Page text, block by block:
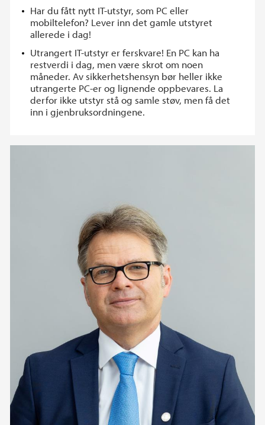
Har du fått nytt IT-utstyr, som PC eller
mobiltelefon? Lever inn det gamle utstyret
allerede i dag!
Utrangert IT-utstyr er ferskvare! En PC kan ha
restverdi i dag, men være skrot om noen
måneder. Av sikkerhetshensyn bør heller ikke
utrangerte PC-er og lignende oppbevares. La
derfor ikke utstyr stå og samle støv, men få det
inn i gjenbruksordningene.